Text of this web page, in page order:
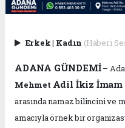
Erkek| Kadın (Haberi
ADANA GÜNDEMİ–
Mehmet Adil İkiz
arasında namaz bilincini ve
amacıyla örnek bir